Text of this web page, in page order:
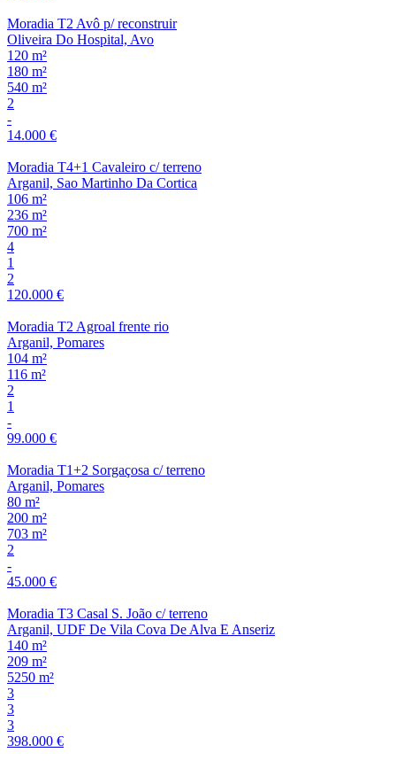
Moradia T2 Avô p/ reconstruir
Oliveira Do Hospital, Avo
120 m²
180 m²
540 m²
2
-
14.000 €
Moradia T4+1 Cavaleiro c/ terreno
Arganil, Sao Martinho Da Cortica
106 m²
236 m²
700 m²
4
1
2
120.000 €
Moradia T2 Agroal frente rio
Arganil, Pomares
104 m²
116 m²
2
1
-
99.000 €
Moradia T1+2 Sorgaçosa c/ terreno
Arganil, Pomares
80 m²
200 m²
703 m²
2
-
45.000 €
Moradia T3 Casal S. João c/ terreno
Arganil, UDF De Vila Cova De Alva E Anseriz
140 m²
209 m²
5250 m²
3
3
3
398.000 €